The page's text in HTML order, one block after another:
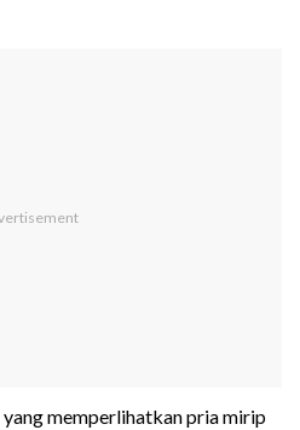
memperlihatkan pria mirip